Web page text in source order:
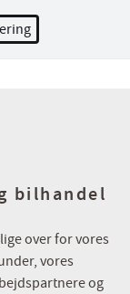
og uden
men vi
forberedt og
bilhandel
over for vores
vores
og